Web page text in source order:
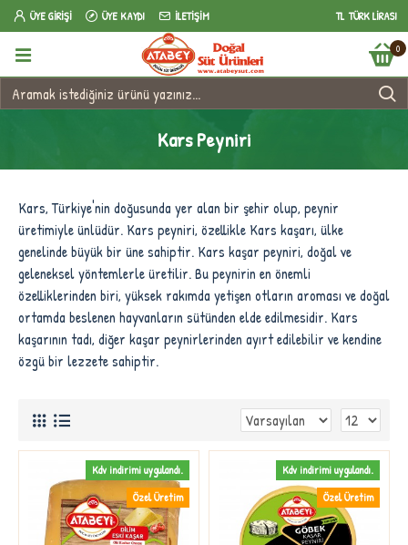
ÜYE GIRIŞI ÜYE KAYDI İLETIŞIM TL TÜRK LIRASI
0
Kars Peyniri
Kars, Türkiye'nin doğusunda yer alan bir şehir olup, peynir
üretimiyle ünlüdür. Kars peyniri, özellikle Kars kaşarı, ülke
genelinde büyük bir üne sahiptir. Kars kaşar peyniri, doğal ve
geleneksel yöntemlerle üretilir. Bu peynirin en önemli
özelliklerinden biri, yüksek rakımda yetişen otların aroması ve doğal
ortamda beslenen hayvanların sütünden elde edilmesidir. Kars
kaşarının tadı, diğer kaşar peynirlerinden ayırt edilebilir ve kendine
özgü bir lezzete sahiptir.
Özel Üretim
Kdv indirimi uygulandı.
Özel Üretim
Kdv indirimi uygulandı.